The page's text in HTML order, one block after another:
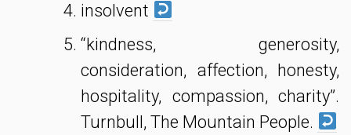
insolvent
“kindness, generosity,
consideration, affection, honesty,
hospitality, compassion, charity”.
Turnbull, The Mountain People.